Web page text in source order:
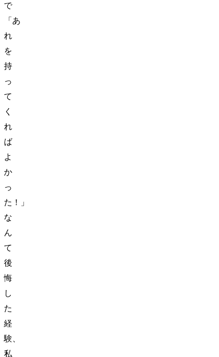
で
「あ
れ
を
持
っ
て
く
れ
ば
よ
か
っ
た！」
な
ん
て
後
悔
し
た
経
験、
私